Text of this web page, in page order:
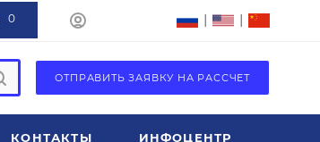
0 | |
ОТПРАВИТЬ ЗАЯВКУ НА РАССЧЕТ
КОНТАКТЫ ИНФОЦЕНТР